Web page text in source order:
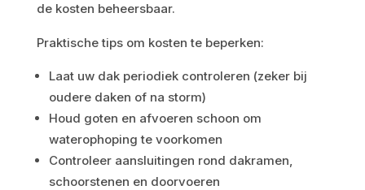
de kosten beheersbaar.
Praktische tips om kosten te beperken:
Laat uw dak periodiek controleren (zeker bij
oudere daken of na storm)
Houd goten en afvoeren schoon om
waterophoping te voorkomen
Controleer aansluitingen rond dakramen,
schoorstenen en doorvoeren